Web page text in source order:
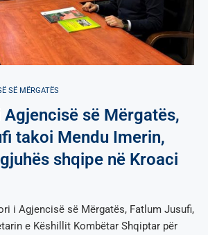
SË МËRGATËS
së Mërgatës,
takoi Mendu Imerin,
shqipe në Kroaci
i Agjencisë së Mërgatës, Fatlum Jusufi,
e Këshillit Kombëtar Shqiptar për